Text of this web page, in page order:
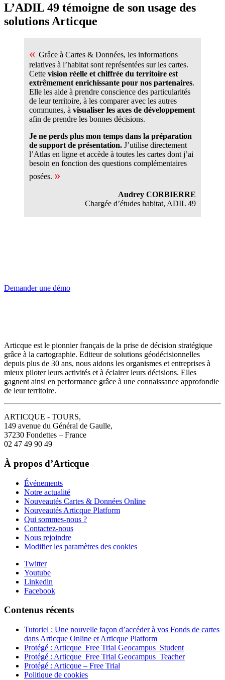
L’ADIL 49 témoigne de son usage des
solutions Articque
« Grâce à Cartes & Données, les informations
relatives à l’habitat sont représentées sur les cartes.
Cette vision réelle et chiffrée du territoire est
extrêmement enrichissante pour nos partenaires.
Elle les aide à prendre conscience des particularités
de leur territoire, à les comparer avec les autres
communes, à visualiser les axes de développement
afin de prendre les bonnes décisions.
Je ne perds plus mon temps dans la préparation
de support de présentation. J’utilise directement
l’Atlas en ligne et accède à toutes les cartes dont j’ai
besoin en fonction des questions complémentaires
posées. »
Audrey CORBIERRE
Chargée d’études habitat, ADIL 49
Demander une démo
Articque est le pionnier français de la prise de décision stratégique
grâce à la cartographie. Editeur de solutions géodécisionnelles
depuis plus de 30 ans, nous aidons les organismes et entreprises à
mieux piloter leurs activités et à éclairer leurs décisions. Elles
gagnent ainsi en performance grâce à une connaissance approfondie
de leur territoire.
ARTICQUE - TOURS,
149 avenue du Général de Gaulle,
37230 Fondettes – France
02 47 49 90 49
À propos d’Articque
Événements
Notre actualité
Nouveautés Cartes & Données Online
Nouveautés Articque Platform
Qui sommes-nous ?
Contactez-nous
Nous rejoindre
Modifier les paramètres des cookies
Twitter
Youtube
Linkedin
Facebook
Contenus récents
Tutoriel : Une nouvelle façon d’accéder à vos Fonds de cartes
dans Articque Online et Articque Platform
Protégé : Articque_Free Trial Geocampus_Student
Protégé : Articque_Free Trial Geocampus_Teacher
Protégé : Articque – Free Trial
Politique de cookies